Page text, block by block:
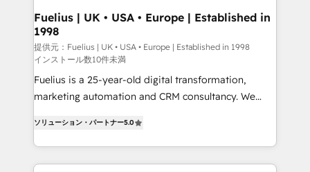
framework, meaning we've been accredited by
HubSpot and vetted by the CCS, which means we
can support public sector companies as well the
other ones listed in our profile. Our services: -
HubSpot implementation - HubSpot CMS website
build We can do lots of things. But everything we do
relationships with customers - Make better
decisions with data - Find a new voice and reach
Fuelius | UK • USA • Europe | Established in
1998
提供元：Fuelius | UK • USA • Europe | Established in 1998
インストール数10件未満
Fuelius is a 25-year-old digital transformation,
marketing automation and CRM consultancy. We
maximise their return from digital and fuel their
growth. We modernise platforms, streamline
operations that are causing inefficiencies, improve
ソリューション・パートナー5.0